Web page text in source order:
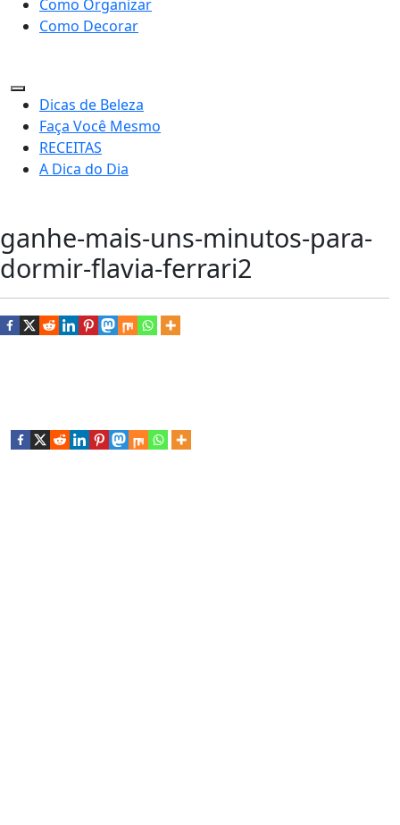
Como Organizar
Como Decorar
Dicas de Beleza
Faça Você Mesmo
RECEITAS
A Dica do Dia
ganhe-mais-uns-minutos-para-
dormir-flavia-ferrari2